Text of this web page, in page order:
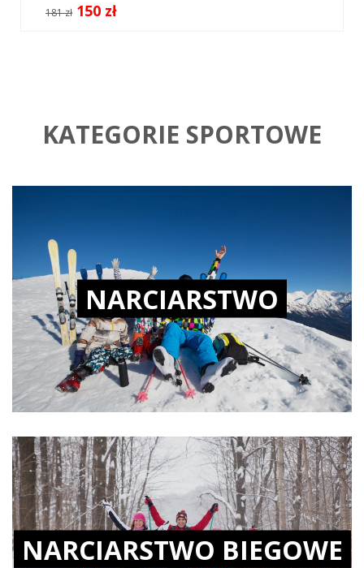
181 zł 150 zł
KATEGORIE SPORTOWE
NARCIARSTWO
NARCIARSTWO BIEGOWE